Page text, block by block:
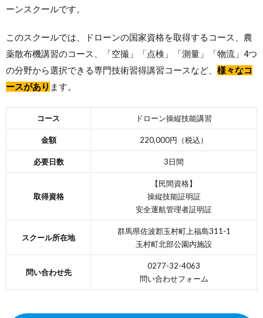
ーンスクールです。
このスクールでは、ドローンの国家資格を取得するコース、農
薬散布機講習のコース、「空撮」「点検」「測量」「物流」4つ
の分野から選択できる専門技術習得講習コースなど、 様々なコ
ースがあり ます。
コース ドローン操縦技能講習
金額 220,000円（税込）
必要日数 3日間
取得資格
【民間資格】
操縦技能証明証
安全運航管理者証明証
スクール所在地
群馬県佐波郡玉村町上福島311-1
玉村町北部公園内施設
問い合わせ先
0277-32-4063
問い合わせフォーム